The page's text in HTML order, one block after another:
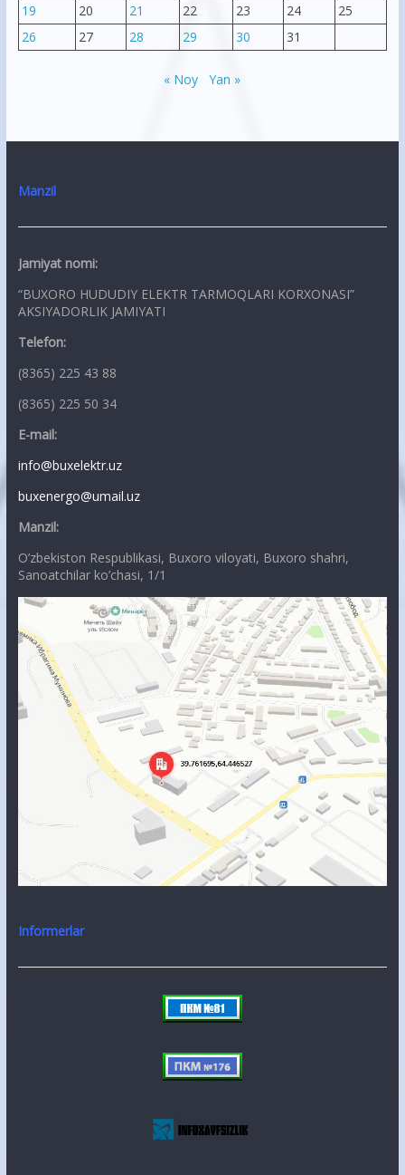
19
20 21 22 23 24
25
26
27 28 29 30 31
« Noy Yan »
Manzil
Jamiyat nomi:
“BUXORO HUDUDIY ELEKTR TARMOQLARI KORXONASI”
AKSIYADORLIK JAMIYATI
Telefon:
(8365) 225 43 88
(8365) 225 50 34
E-mail:
info@buxelektr.uz
buxenergo@umail.uz
Manzil:
O’zbekiston Respublikasi, Buxoro viloyati, Buxoro shahri,
Sanoatchilar ko’chasi, 1/1
Informerlar